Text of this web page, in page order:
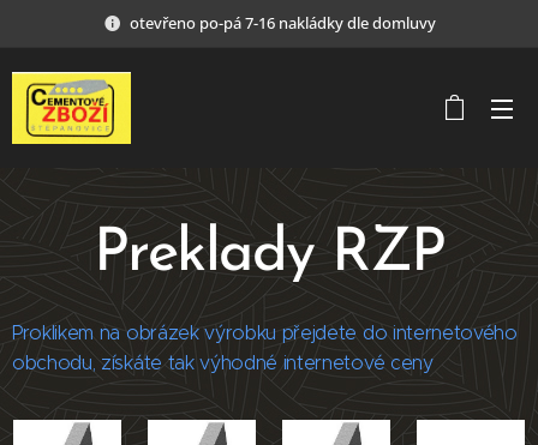
otevřeno po-pá 7-16 nakládky dle domluvy
Preklady RZP
Proklikem na obrázek výrobku přejdete do internetového
obchodu, získáte tak výhodné internetové ceny